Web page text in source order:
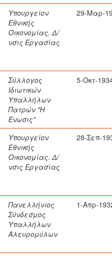
Υπουργείον
Εθνικής
Οικονομίας. Δ/
νσις Εργασίας
29-Μαρ-
Σύλλογος
Ιδιωτικών
Υπαλλήλων
Πατρών "Η
Ένωσις"
5-Οκτ-
Υπουργείον
Εθνικής
Οικονομίας. Δ/
νσις Εργασίας
28-Σεπ-
Πανελλήνιος
Σύνδεσμος
Υπαλλήλων
Αλευρομύλων
1-Απρ-